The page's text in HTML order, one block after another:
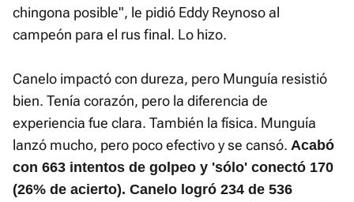
chingona posible", le pidió Eddy Reynoso al
campeón para el rus final. Lo hizo.
Canelo impactó con dureza, pero Munguía resistió
bien. Tenía corazón, pero la diferencia de
experiencia fue clara. También la física. Munguía
lanzó mucho, pero poco efectivo y se cansó. Acabó
con 663 intentos de golpeo y 'sólo' conectó 170
(26% de acierto). Canelo logró 234 de 536